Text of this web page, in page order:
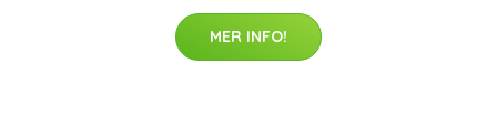
MER INFO!